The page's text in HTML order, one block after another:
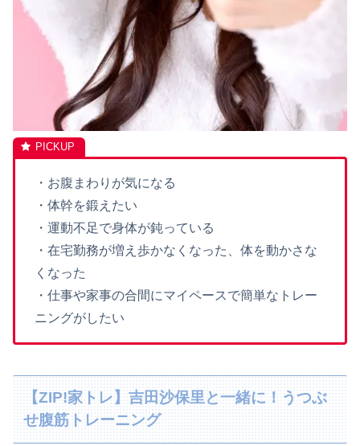
・お腹まわりが気になる
・体幹を鍛えたい
・運動不足で身体が鈍っている
・在宅勤務が増え歩かなくなった、体を動かさな
くなった
・仕事や家事の合間にマイペースで簡単なトレー
ニングがしたい
【ZIP!家トレ】吉田沙保里と一緒に！うつぶ
せ腹筋トレーニング